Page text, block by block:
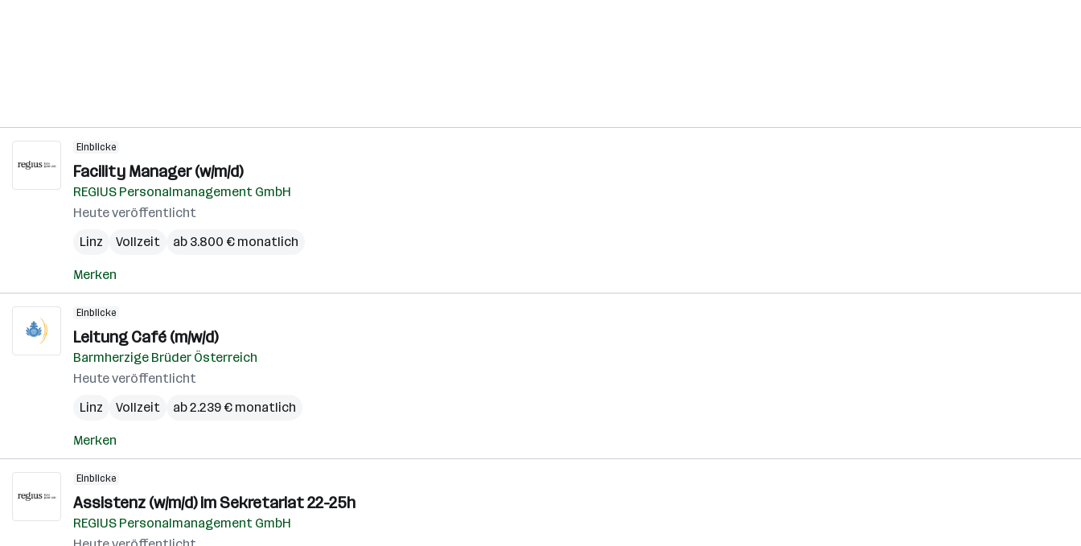
Einblicke
Facility Manager (w/m/d)
REGIUS Personalmanagement GmbH
Heute veröffentlicht
Linz
Vollzeit ab 3.800 € monatlich
Merken
Einblicke
Leitung Café (m/w/d)
Barmherzige Brüder Österreich
Heute veröffentlicht
Linz
Vollzeit ab 2.239 € monatlich
Merken
Einblicke
Assistenz (w/m/d) im Sekretariat 22-25h
REGIUS Personalmanagement GmbH